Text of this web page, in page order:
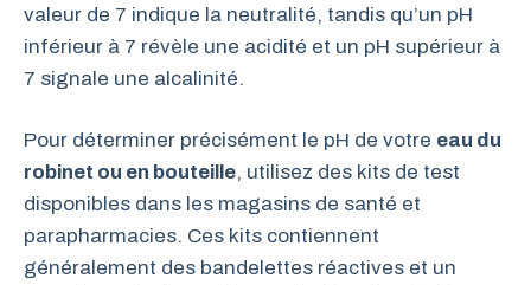
valeur de 7 indique la neutralité, tandis qu’un pH
inférieur à 7 révèle une acidité et un pH supérieur à
7 signale une alcalinité.
Pour déterminer précisément le pH de votre eau du
robinet ou en bouteille, utilisez des kits de test
disponibles dans les magasins de santé et
parapharmacies. Ces kits contiennent
généralement des bandelettes réactives et un